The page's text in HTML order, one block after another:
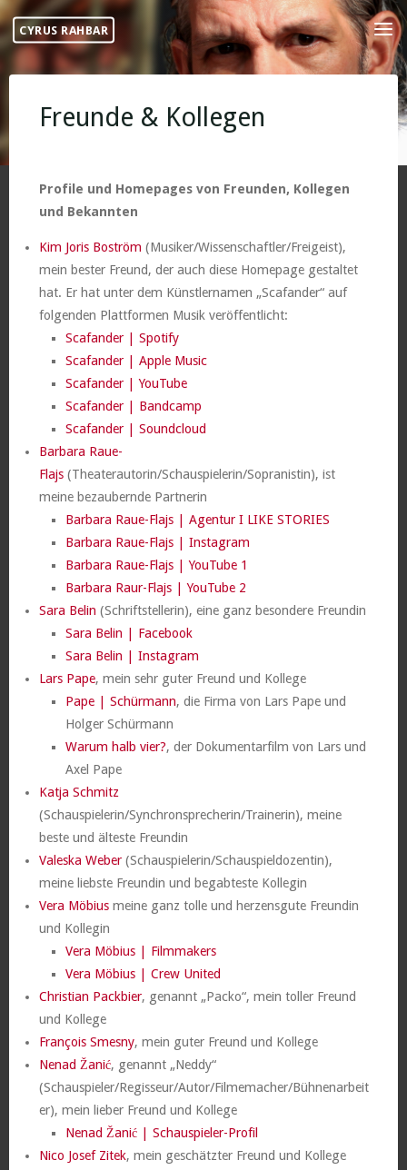
Skip
content
CYRUS RAHBAR
Freunde & Kollegen
Profile und Homepages von Freunden, Kollegen
und Bekannten
Kim Joris Boström (Musiker/Wissenschaftler/Freigeist),
mein bester Freund, der auch diese Homepage gestaltet
hat. Er hat unter dem Künstlernamen „Scafander“ auf
folgenden Plattformen Musik veröffentlicht:
Scafander | Spotify
Scafander | Apple Music
Scafander | YouTube
Scafander | Bandcamp
Scafander | Soundcloud
Barbara Raue-
Flajs(Theaterautorin/Schauspielerin/Sopranistin), ist
meine bezaubernde Partnerin
Barbara Raue-Flajs | Agentur I LIKE STORIES
Barbara Raue-Flajs | Instagram
Barbara Raue-Flajs | YouTube 1
Barbara Raur-Flajs | YouTube 2
Sara Belin (Schriftstellerin), eine ganz besondere Freundin
Sara Belin | Facebook
Sara Belin | Instagram
Lars Pape, mein sehr guter Freund und Kollege
Pape | Schürmann, die Firma von Lars Pape und
Holger Schürmann
Warum halb vier?, der Dokumentarfilm von Lars und
Axel Pape
Katja Schmitz
(Schauspielerin/Synchronsprecherin/Trainerin), meine
beste und älteste Freundin
Valeska Weber(Schauspielerin/Schauspieldozentin),
meine liebste Freundin und begabteste Kollegin
Vera Möbiusmeine ganz tolle und herzensgute Freundin
und Kollegin
Vera Möbius | Filmmakers
Vera Möbius | Crew United
Christian Packbier, genannt „Packo“, mein toller Freund
und Kollege
François Smesny, mein guter Freund und Kollege
Nenad Žanić, genannt „Neddy“
(Schauspieler/Regisseur/Autor/Filmemacher/Bühnenarbeit
er), mein lieber Freund und Kollege
Nenad Žanić | Schauspieler-Profil
Nico Josef Zitek, mein geschätzter Freund und Kollege